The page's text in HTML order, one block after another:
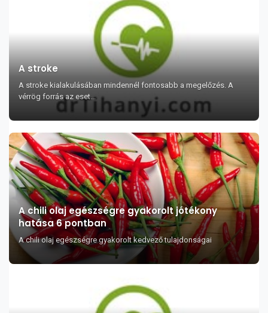
A stroke
A stroke kialakulásában mindennél fontosabb a megelőzés. A
vérrög forrás az eset...
A chili olaj egészségre gyakorolt jótékony
hatása 6 pontban
A chili olaj egészségre gyakorolt kedvező tulajdonságai